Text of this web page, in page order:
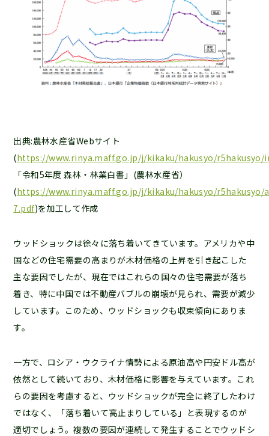
出典:農林水産省Webサイト
(https://www.rinya.maff.go.jp/j/kikaku/hakusyo/r5hakusyo/
「令和5年度 森林・林業白書」(農林水産省）
(https://www.rinya.maff.go.jp/j/kikaku/hakusyo/
7.pdf)を加工して作成
ウッドショックは徐々に落ち着いてきています。アメリカや中
国などの住宅需要の高まりが木材価格の上昇を引き起こした
主な要因でしたが、現在ではこれらの国々の住宅需要が落ち
着き、特に中国では不動産バブルの崩壊が見られ、需要が減少
しています。このため、ウッドショックも収束傾向にありま
す。
一方で、ロシア・ウクライナ情勢による原油高や円安ドル高が
依然として続いており、木材価格に影響を与えています。これ
らの要因を考慮すると、ウッドショックが完全に終了したわけ
ではなく、「落ち着いて高止まりしている」と表現するのが
適切でしょう。複数の要因が連続して発生することでウッドシ